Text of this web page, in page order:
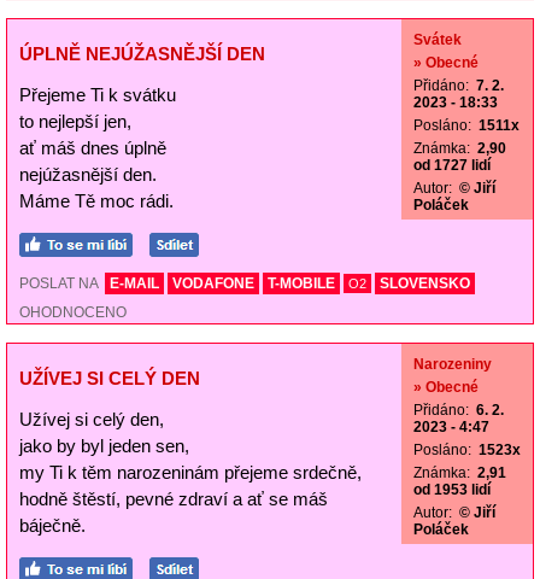
ÚPLNĚ NEJÚŽASNĚJŠÍ DEN
Přejeme Ti k svátku
to nejlepší jen,
ať máš dnes úplně
nejúžasnější den.
Máme Tě moc rádi.
Svátek
» Obecné
Přidáno: 7. 2.
2023 - 18:33
Posláno: 1511x
Známka: 2,90
od 1727 lidí
Autor: © Jiří
Poláček
POSLAT NA E-MAIL VODAFONE T-MOBILE O2
SLOVENSKO
OHODNOCENO
UŽÍVEJ SI CELÝ DEN
Užívej si celý den,
jako by byl jeden sen,
my Ti k těm narozeninám přejeme srdečně,
hodně štěstí, pevné zdraví a ať se máš
báječně.
Narozeniny
» Obecné
Přidáno: 6. 2.
2023 - 4:47
Posláno: 1523x
Známka: 2,91
od 1953 lidí
Autor: © Jiří
Poláček